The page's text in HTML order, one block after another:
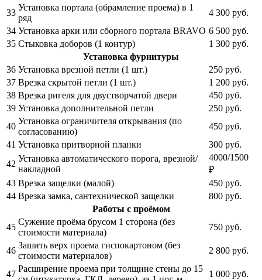
33
Установка портала (обрамление проема) в 1
ряд
4 300 руб.
34 Установка арки или сборного портала BRAVO 6 500 руб.
35 Стыковка доборов (1 контур) 1 300 руб.
Установка фурнитуры
36 Установка врезной петли (1 шт.) 250 руб.
37 Врезка скрытой петли (1 шт.) 1 200 руб.
38 Врезка ригеля для двустворчатой двери 450 руб.
39 Установка дополнительной петли 250 руб.
40
Установка ограничителя открывания (по
согласованию)
450 руб.
41 Установка притворной планки 300 руб.
42
Установка автоматического порога, врезной/
накладной
4000/1500
₽
43 Врезка защелки (малой) 450 руб.
44 Врезка замка, сантехнической защелки 800 руб.
Работы с проёмом
45
Сужение проёма брусом 1 сторона (без
стоимости материала)
750 руб.
46
Зашить верх проема гиспокартоном (без
стоимости материалов)
2 800 руб.
47
Расширение проема при толщине стены до 15
1 000 руб.